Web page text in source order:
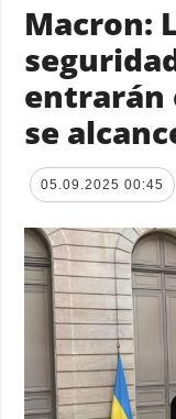
Macron:
entrarán
se
05.09.2025 00:45